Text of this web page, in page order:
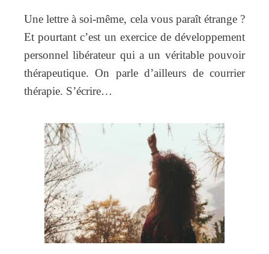
Une lettre à soi-même, cela vous paraît étrange ?
Et pourtant c’est un exercice de développement
personnel libérateur qui a un véritable pouvoir
thérapeutique. On parle d’ailleurs de courrier
thérapie. S’écrire…